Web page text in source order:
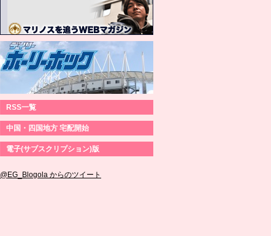
RSS一覧
中国・四国地方 宅配開始
電子(サブスクリプション)版
@EG_Blogola からのツイート